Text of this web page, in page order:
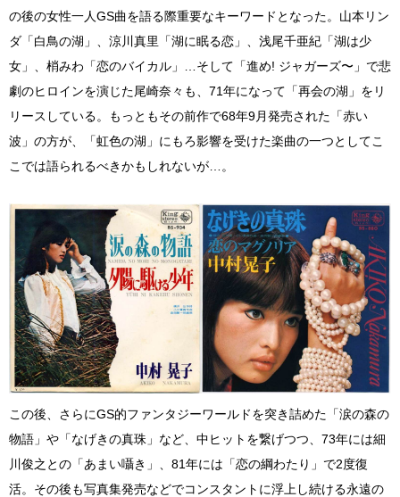
の後の女性一人GS曲を語る際重要なキーワードとなった。山本リン
ダ「白鳥の湖」、涼川真里「湖に眠る恋」、浅尾千亜紀「湖は少
女」、梢みわ「恋のバイカル」…そして「進め! ジャガーズ〜」で悲
劇のヒロインを演じた尾崎奈々も、71年になって「再会の湖」をリ
リースしている。もっともその前作で68年9月発売された「赤い
波」の方が、「虹色の湖」にもろ影響を受けた楽曲の一つとしてこ
こでは語られるべきかもしれないが…。
この後、さらにGS的ファンタジーワールドを突き詰めた「涙の森の
物語」や「なげきの真珠」など、中ヒットを繋げつつ、73年には細
川俊之との「あまい囁き」、81年には「恋の綱わたり」で2度復
活。その後も写真集発売などでコンスタントに浮上し続ける永遠の